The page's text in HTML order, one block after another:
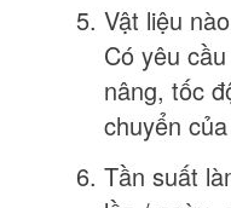
Vật liệu
Có yêu
nâng, tốc
chuyển
Tần suất